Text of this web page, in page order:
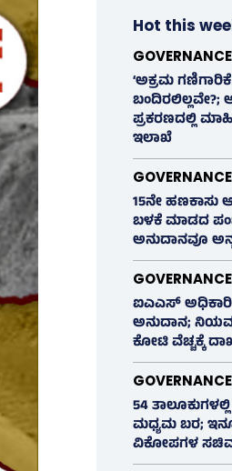
Hot this
GOVERNANCE
‘ಅಕ್ರಮ
ಪ್ರಕರಣದಲ್ಲಿ
ಇಲಾಖೆ
GOVERNANCE
15ನೇ
ಬಳಕೆ ಮಾಡದ
ಅನುದಾನವೂ
GOVERNANCE
ಐಎಎಸ್‌
ಅನುದಾನ;
ಕೋಟಿ ವೆಚ್ಚಕ್ಕೆ
GOVERNANCE
54
ಮಧ್ಯಮ ಬರ;
ವಿಕೋಪಗಳ